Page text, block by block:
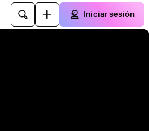
Iniciar sesión